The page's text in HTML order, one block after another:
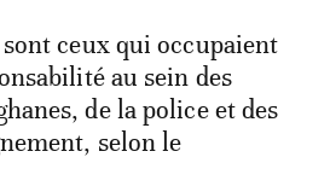
ceux qui occupaient
au sein des
de la police et des
selon le